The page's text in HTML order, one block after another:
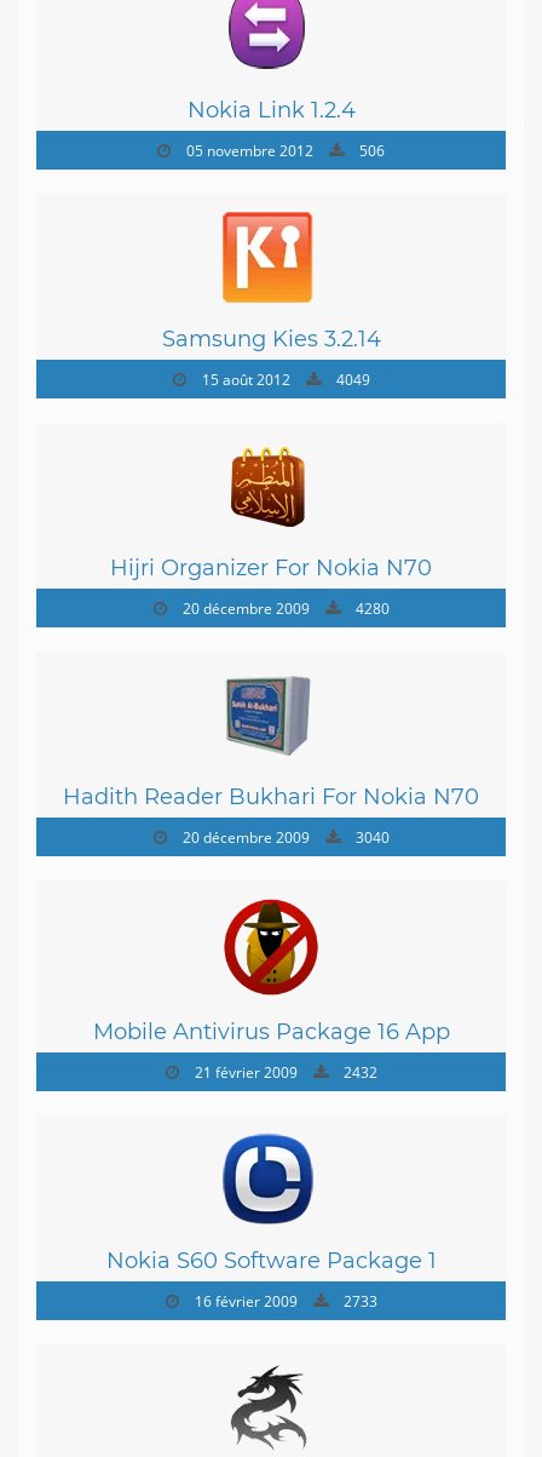
Nokia Link 1.2.4
05 novembre 2012 506
Samsung Kies 3.2.14
15 août 2012 4049
Hijri Organizer For Nokia N70
20 décembre 2009 4280
Hadith Reader Bukhari For Nokia N70
20 décembre 2009 3040
Mobile Antivirus Package 16 App
21 février 2009 2432
Nokia S60 Software Package 1
16 février 2009 2733